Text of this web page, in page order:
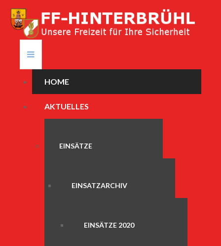
HOME
AKTUELLES
EINSÄTZE
EINSATZARCHIV
EINSÄTZE 2020